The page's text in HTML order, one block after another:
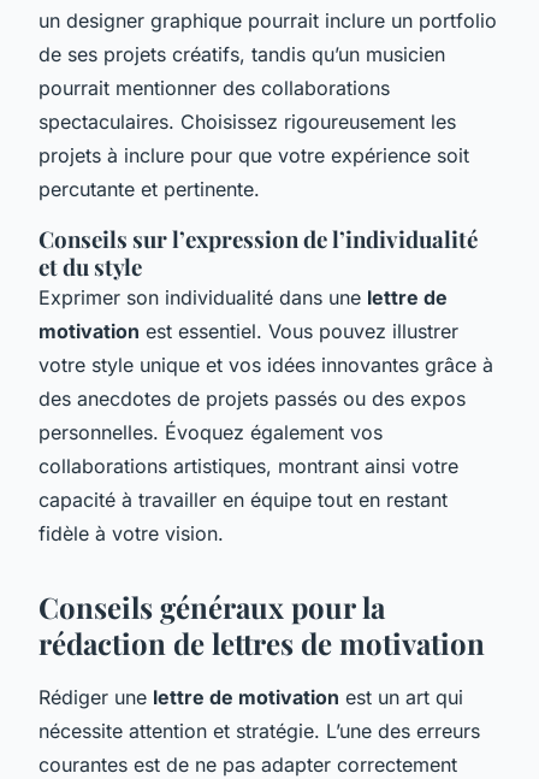
un designer graphique pourrait inclure un portfolio
de ses projets créatifs, tandis qu’un musicien
pourrait mentionner des collaborations
spectaculaires. Choisissez rigoureusement les
projets à inclure pour que votre expérience soit
percutante et pertinente.
Conseils sur l’expression de l’individualité
et du style
Exprimer son individualité dans une lettre de
motivation est essentiel. Vous pouvez illustrer
votre style unique et vos idées innovantes grâce à
des anecdotes de projets passés ou des expos
personnelles. Évoquez également vos
collaborations artistiques, montrant ainsi votre
capacité à travailler en équipe tout en restant
fidèle à votre vision.
Conseils généraux pour la
rédaction de lettres de motivation
Rédiger une lettre de motivation est un art qui
nécessite attention et stratégie. L’une des erreurs
courantes est de ne pas adapter correctement